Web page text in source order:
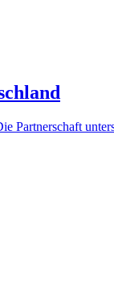
Partnerschaft